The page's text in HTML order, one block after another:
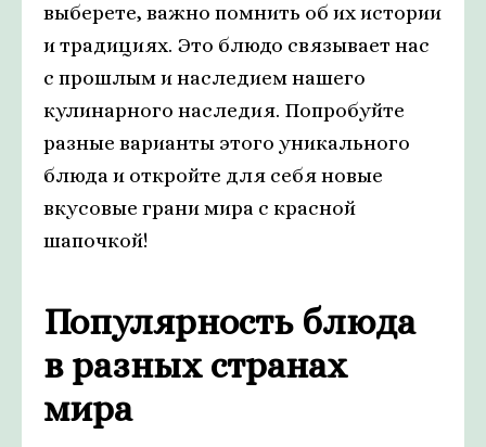
выберете, важно помнить об их истории
и традициях. Это блюдо связывает нас
с прошлым и наследием нашего
кулинарного наследия. Попробуйте
разные варианты этого уникального
блюда и откройте для себя новые
вкусовые грани мира с красной
шапочкой!
Популярность блюда
в разных странах
мира